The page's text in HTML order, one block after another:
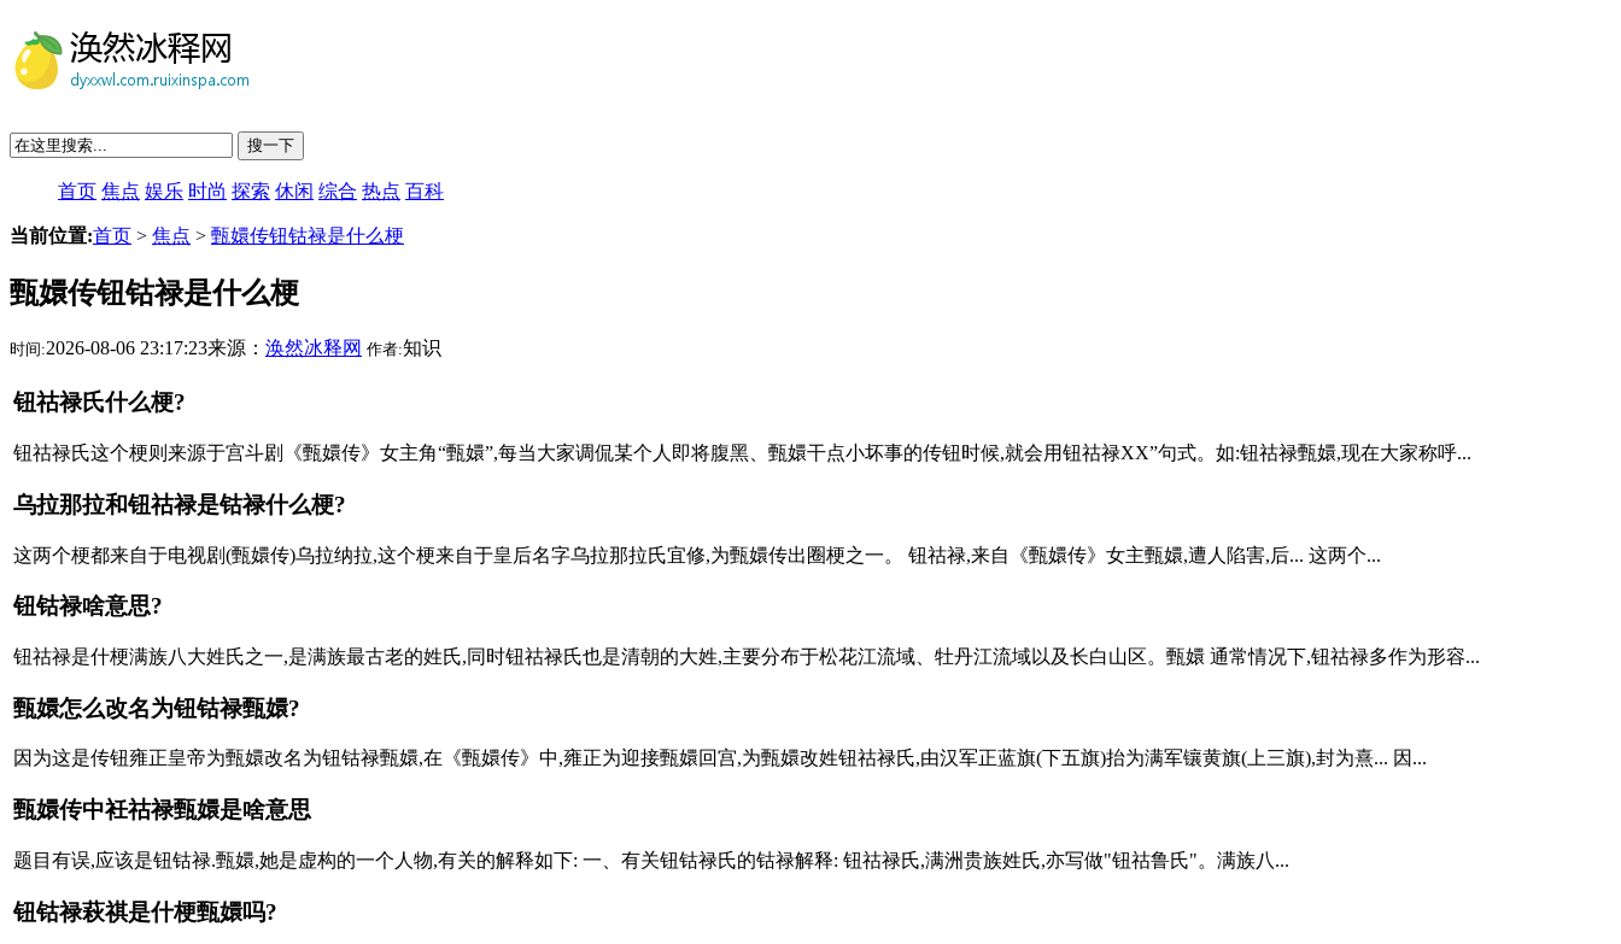
搜一下
首页 焦点 娱乐 时尚 探索 休闲 综合 热点 百科
当前位置:首页 > 焦点 > 甄嬛传钮钴禄是什么梗
甄嬛传钮钴禄是什么梗
时间:2026-08-06 23:17:23来源： 涣然冰释网 作者:知识
钮祜禄氏什么梗?
钮祜禄氏这个梗则来源于宫斗剧《甄嬛传》女主角“甄嬛”,每当大家调侃某个人即将腹黑、甄嬛干点小坏事的传钮时候,就会用钮祜禄XX”句式。如:钮祜禄甄嬛,现在大家称呼...
乌拉那拉和钮祜禄是钴禄什么梗?
这两个梗都来自于电视剧(甄嬛传)乌拉纳拉,这个梗来自于皇后名字乌拉那拉氏宜修,为甄嬛传出圈梗之一。 钮祜禄,来自《甄嬛传》女主甄嬛,遭人陷害,后... 这两个...
钮钴禄啥意思?
钮祜禄是什梗满族八大姓氏之一,是满族最古老的姓氏,同时钮祜禄氏也是清朝的大姓,主要分布于松花江流域、牡丹江流域以及长白山区。甄嬛 通常情况下,钮祜禄多作为形容...
甄嬛怎么改名为钮钴禄甄嬛?
因为这是传钮雍正皇帝为甄嬛改名为钮钴禄甄嬛,在《甄嬛传》中,雍正为迎接甄嬛回宫,为甄嬛改姓钮祜禄氏,由汉军正蓝旗(下五旗)抬为满军镶黄旗(上三旗),封为熹... 因...
甄嬛传中衽祜禄甄嬛是啥意思
题目有误,应该是钮钴禄.甄嬛,她是虚构的一个人物,有关的解释如下: 一、有关钮钴禄氏的钴禄解释: 钮祜禄氏,满洲贵族姓氏,亦写做"钮祜鲁氏"。满族八...
钮钴禄萩祺是什梗甄嬛吗?